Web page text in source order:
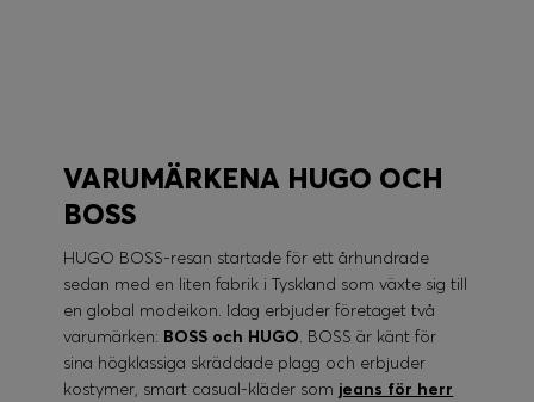
VARUMÄRKENA HUGO OCH
BOSS
HUGO BOSS-resan startade för ett århundrade
sedan med en liten fabrik i Tyskland som växte sig till
en global modeikon. Idag erbjuder företaget två
varumärken: BOSS och HUGO. BOSS är känt för
sina högklassiga skräddade plagg och erbjuder
kostymer, smart casual-kläder som jeans för herr